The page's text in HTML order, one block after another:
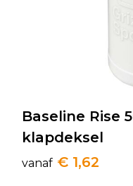
Baseline Rise
klapdeksel
vanaf € 1,62